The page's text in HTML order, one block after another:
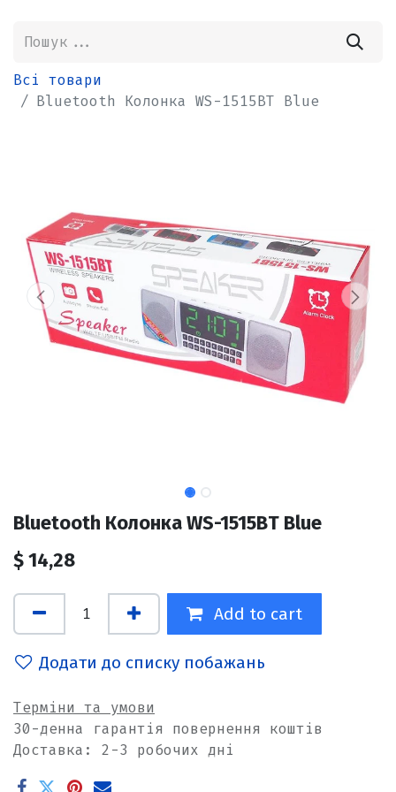
Всі товари
Bluetooth Колонка WS-1515BT Blue
Bluetooth Колонка WS-1515BT Blue
$14,28
Add to cart
Додати до списку побажань
Терміни та умови
30-денна гарантія повернення коштів
Доставка: 2-3 робочих дні